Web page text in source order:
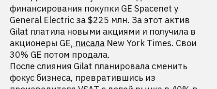
финансирования покупки GE Spacenet у
General Electric за $225 млн. За этот актив
Gilat платила новыми акциями и получила в
акционеры GE, писала New York Times. Cвои
30% GE потом продала.
После слияния Gilat планировала сменить
фокус бизнеса, превратившись из